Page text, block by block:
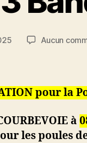
Aucun
pour la
à
les poules